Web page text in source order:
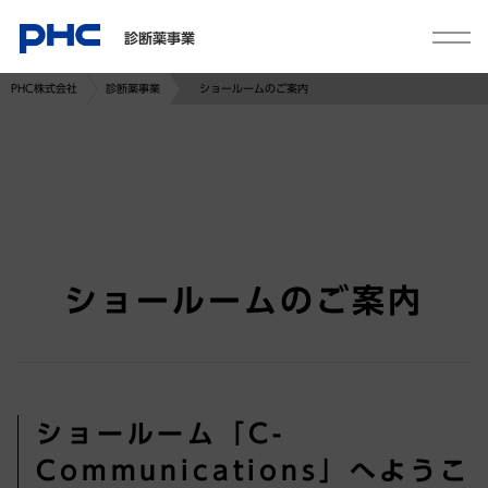
診断薬事業
PHC株式会社 診断薬事業 ショールームのご案内
ショールームのご案内
ショールーム「C-
Communications」へようこ